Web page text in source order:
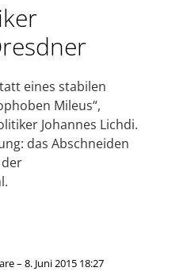
eines stabilen
Mileus“,
Johannes Lichdi.
das Abschneiden
– 8. Juni 2015 18:27